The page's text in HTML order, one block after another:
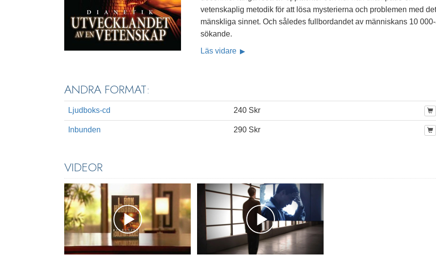
vetenskaplig metodik för att lösa mysterierna och problemen med det
mänskliga sinnet. Och således fullbordandet av människans 10
sökande.
Läs vidare
ANDRA FORMAT:
Ljudboks-cd 240 Skr
Inbunden 290 Skr
VIDEOR